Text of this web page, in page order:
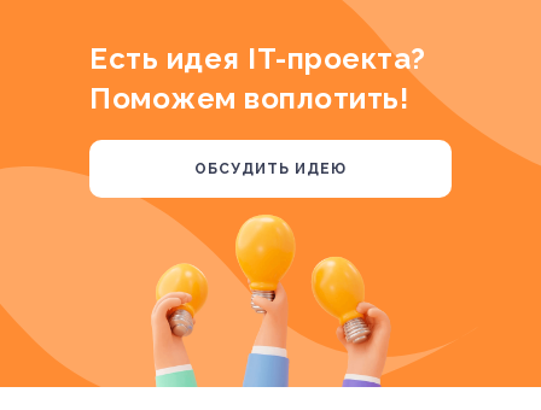
Есть идея IT-проекта?
Поможем воплотить!
ОБСУДИТЬ ИДЕЮ